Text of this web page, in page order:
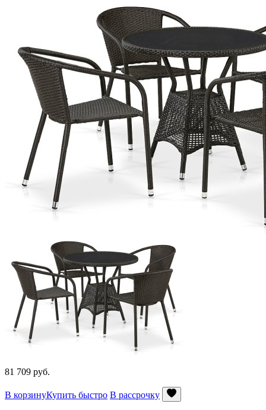
81 709 руб.
В корзинуКупить быстро В рассрочку